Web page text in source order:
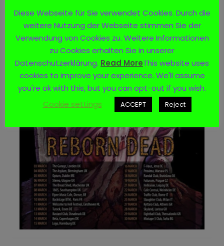
29.03.2023 Thessaloniki – Eightball Club, GR
30.03.2023 Sofia – Mixtape 5 Club, BG
Diese Webseite für Sie verwendet Cookies. Durch die
weitere Nutzung der Webseite stimmen Sie der
Verwendung von Cookies zu. Weitere Informationen
zu Cookies erhalten Sie in unserer
Datenschutzerklärung. Read MoreThis website uses
cookies to improve your experience. We'll assume
you're ok with this, but you can opt-out if you wish.
Cookie settings
ACCEPT Reject